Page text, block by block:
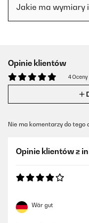
Jakie ma wymiary
Opinie klientów
4 Oceny
Nie ma komentarzy do tego
Opinie klientów z
Wär gut